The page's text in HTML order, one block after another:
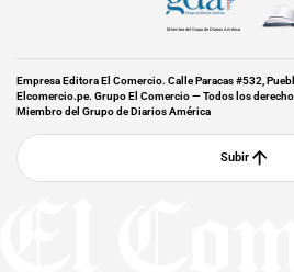
Miembro del Grupo de Diarios América
Empresa Editora El Comercio. Calle Paracas #532,
Elcomercio.pe. Grupo El Comercio — Todos los
Miembro del Grupo de Diarios América
Subir